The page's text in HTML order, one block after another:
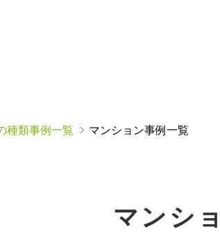
種類事例一覧 マンション事例一覧
マンシ